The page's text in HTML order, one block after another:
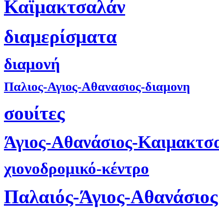
Καϊμακτσαλάν
διαμερίσματα
διαμονή
Παλιος-Αγιος-Αθανασιος-διαμονη
σουίτες
Άγιος-Αθανάσιος-
χιονοδρομικό-κέντρο
Παλαιός-Άγιος-Αθανάσιος